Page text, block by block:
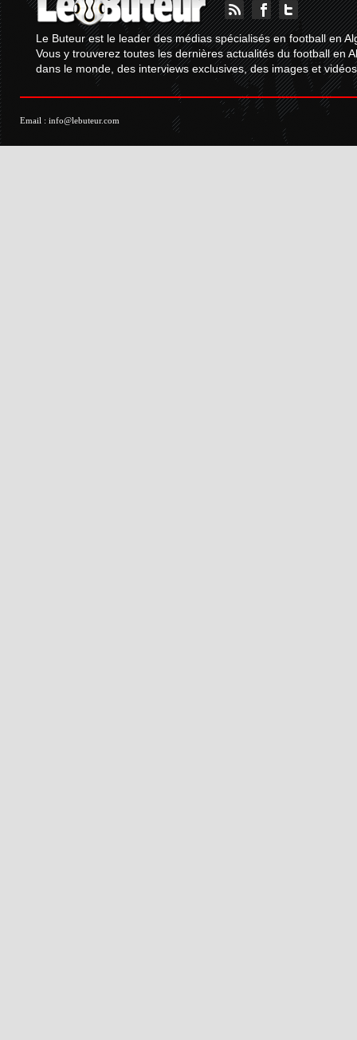
Le Buteur est le leader des médias spécialisés en football en
Vous y trouverez toutes les dernières actualités du football en
dans le monde, des interviews exclusives, des images et
Email : info@lebuteur.com